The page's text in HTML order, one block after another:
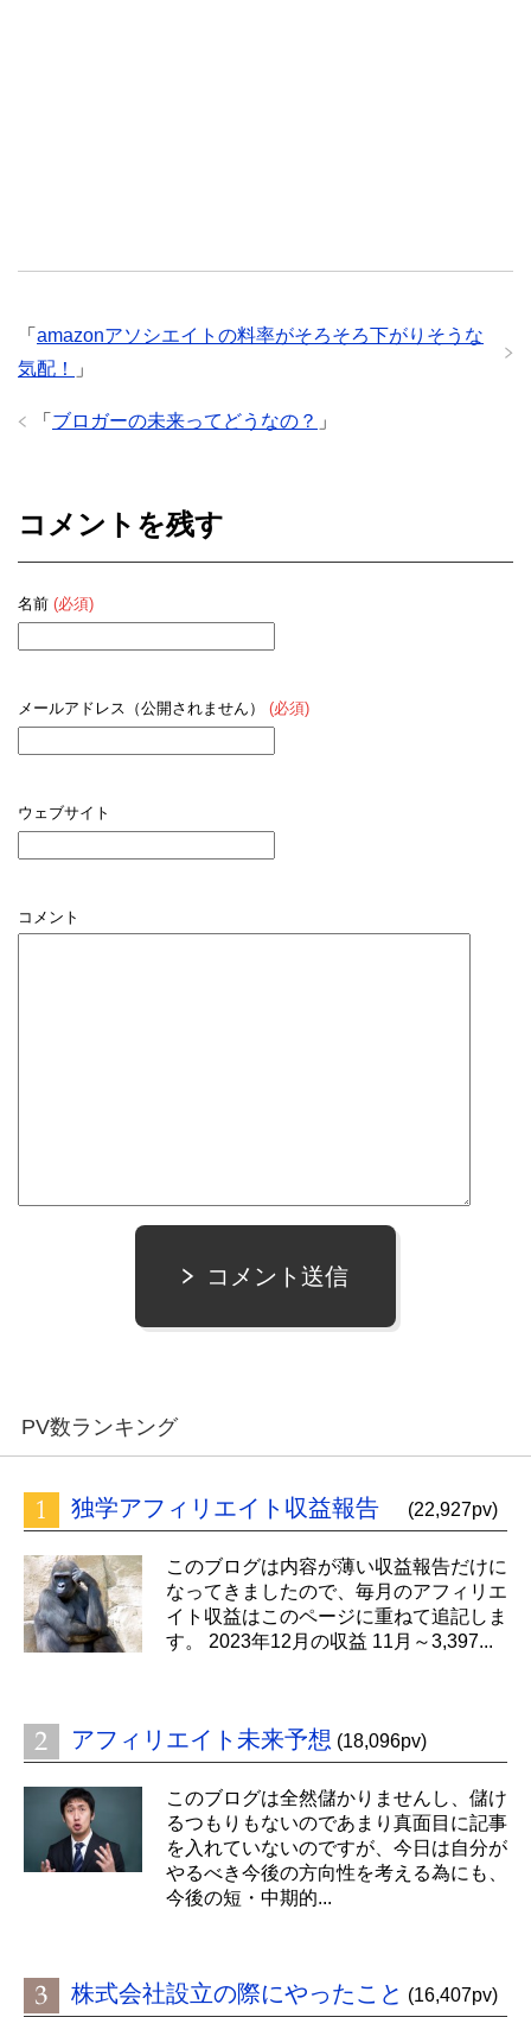
「 amazonアソシエイトの料率がそろそろ下がりそうな
気配！
」
「 ブロガーの未来ってどうなの？ 」
コメントを残す
名前 (必須)
メールアドレス（公開されません） (必須)
ウェブサイト
コメント
コメント送信
PV数ランキング
独学アフィリエイト収益報告 (22,927pv)
このブログは内容が薄い収益報告だけに
なってきましたので、毎月のアフィリエ
イト収益はこのページに重ねて追記しま
す。 2023年12月の収益 11月～3,397...
アフィリエイト未来予想 (18,096pv)
このブログは全然儲かりませんし、儲け
るつもりもないのであまり真面目に記事
を入れていないのですが、今日は自分が
やるべき今後の方向性を考える為にも、
今後の短・中期的...
株式会社設立の際にやったこと (16,407pv)